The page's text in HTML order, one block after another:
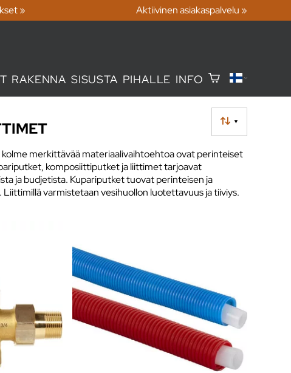
» Aktiivinen asiakaspalvelu »
RAKENNA SISUSTA PIHALLE INFO
▼
kolme merkittävää materiaalivaihtoehtoa ovat perinteiset
komposiittiputket ja liittimet tarjoavat
ja budjetista. Kupariputket tuovat perinteisen ja
varmistetaan vesihuollon luotettavuus ja tiiviys.